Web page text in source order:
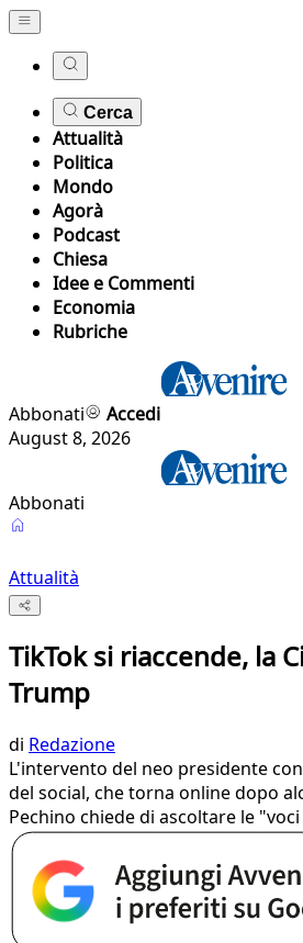
Cerca
Attualità
Politica
Mondo
Agorà
Podcast
Chiesa
Idee e Commenti
Economia
Rubriche
Abbonati
Accedi
August 8, 2026
Abbonati
Attualità
TikTok si riaccende, la
Trump
di Redazione
L'intervento del neo presidente
del social, che torna online dopo
Pechino chiede di ascoltare le